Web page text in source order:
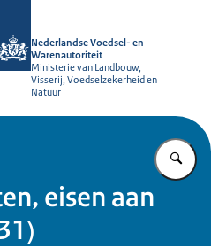
Nederlandse Voedsel- en
Warenautoriteit
Ministerie van Landbouw,
Visserij, Voedselzekerheid en
Natuur
eisen aan